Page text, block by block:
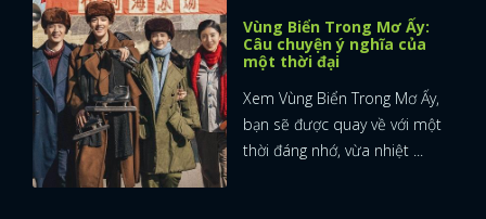
Vùng Biển Trong Mơ Ấy:
Câu chuyện ý nghĩa của
một thời đại
Xem Vùng Biển Trong Mơ Ấy,
bạn sẽ được quay về với một
thời đáng nhớ, vừa nhiệt ...